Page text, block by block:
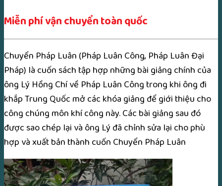
Miễn phí vận chuyển toàn quốc
Chuyển Pháp Luân (Pháp Luân Công, Pháp Luân Đại
Pháp) là cuốn sách tập hợp những bài giảng chính của
ông Lý Hồng Chí về Pháp Luân Công trong khi ông đi
khắp Trung Quốc mở các khóa giảng để giới thiệu cho
công chúng môn khí công này. Các bài giảng sau đó
được sao chép lại và ông Lý đã chỉnh sửa lại cho phù
hợp và xuất bản thành cuốn Chuyển Pháp Luân